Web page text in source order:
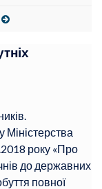
року «Про
до державних
повної